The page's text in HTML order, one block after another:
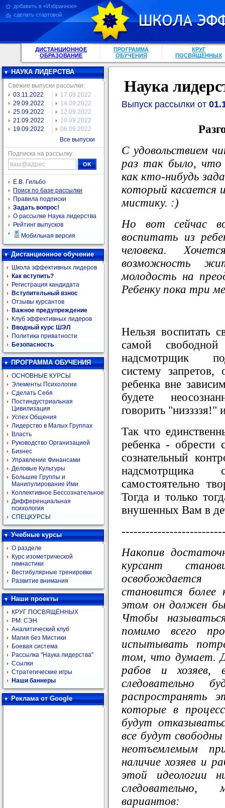
добавить в «Избранное»
сделать стартовой
ДИСТАНЦИОННОЕ
ОБРАЗОВАНИЕ
ПРОГРАММА
ОБУЧЕНИЯ
КРУГ
ПОСВЯЩЕННЫХ
НАУКА ЛИДЕРСТВА
Свежие выпуски рассылки:
03.11.2022
29.09.2022
25.09.2022
21.09.2022
19.09.2022
17.09.2022
14.09.2022
12.09.2022
10.09.2022
06.09.2022
Все выпуски
Подписка на рассылку:
Е.В. Гильбо
Поиск по базе рассылки
Правила подписки
Задать вопрос!
О рассылке Наука лидерства
Рейтинг выпусков
Мобильная версия
Дистанционное обучение
Школа эффективных лидеров
Как вступить?
Регистрация кандидата
Вступительный взнос
Отзывы курсантов
Важное предупреждение
Клуб эффективных лидеров
Вводный курс ШЭЛ
Политика приватности
Безопасность
ПРОГРАММА ОБУЧЕНИЯ
ОСНОВНЫЕ КУРСЫ
Элементы Психологии
Сделать Себя
Постиндустриальная
Цивилизация
Успех Общения
Лидерство в Малых Группах
Власть
Руководство Организацией
Бизнес
Управление Финансами
Деловые Культуры
Большие Группы и
Манипулирование Ими
Коллективное Бессознательное
Дифференциальная
психология
СПЕЦКУРСЫ
Учебные курсы
О разделе
Курс изометрической
гимнастики
Вестибулярные тренировки
Развитие внимания
Наши проекты
КРУГ ПОСВЯЩЁННЫХ
РМ: СЭН
Аналитический клуб
Магия без Мистики
Боевая система
Рассылка "Наука лидерства"
Ссылки
Стратегические игры
Наши баннеры
Реклама от Google
Наука
Выпуск рассылки от
С удовольствием
раз так было, что
как кто-нибудь
который касается
мистику. :)
Но вот сейчас
воспитать из
человека.
возможность
молодость на
Ребенку пока три
Нельзя воспитать
самой
надсмотрщик
систему запретов,
ребенка вне
будете
говорить "низзззя!"
Так что
ребенка - обрести
сознательный
надсмотрщика
самостоятельно
Тогда и только
внушенных Вам в
Накопив
курсант
становится более
этом он должен
Чтобы
помимо всего
испытывать
том, что думает.
рабов и хозяев,
следовательно
распространять
которые в
будут
все будут
неотъемлемым
наличие хозяев и
этой идеологии
вариантов: